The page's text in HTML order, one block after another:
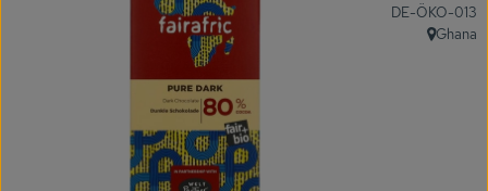
Gutes aus Höhenberg
Obst & Gemüse
, Kontrollstelle:
DE-ÖKO-013
,Ghana